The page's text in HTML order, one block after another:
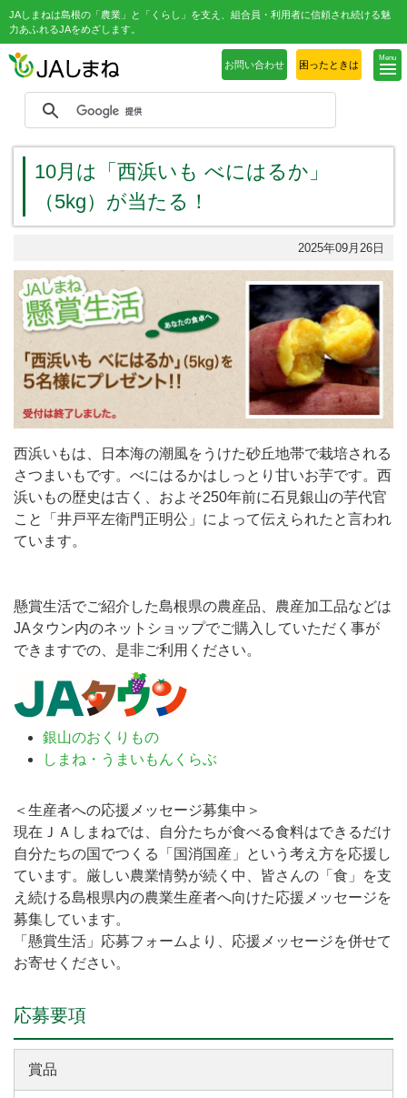
JAしまねは島根の「農業」と「くらし」を支え、組合員・利用者に信頼され続ける魅
力あふれるJAをめざします。
Menu
お問い合わせ 困ったときは
10月は「西浜いも べにはるか」
（5kg）が当たる！
2025年09月26日
西浜いもは、日本海の潮風をうけた砂丘地帯で栽培される
さつまいもです。べにはるかはしっとり甘いお芋です。西
浜いもの歴史は古く、およそ250年前に石見銀山の芋代官
こと「井戸平左衛門正明公」によって伝えられたと言われ
ています。
懸賞生活でご紹介した島根県の農産品、農産加工品などは
JAタウン内のネットショップでご購入していただく事が
できますでの、是非ご利用ください。
銀山のおくりもの
しまね・うまいもんくらぶ
＜生産者への応援メッセージ募集中＞
現在ＪＡしまねでは、自分たちが食べる食料はできるだけ
自分たちの国でつくる「国消国産」という考え方を応援し
ています。厳しい農業情勢が続く中、皆さんの「食」を支
え続ける島根県内の農業生産者へ向けた応援メッセージを
募集しています。
「懸賞生活」応募フォームより、応援メッセージを併せて
お寄せください。
応募要項
賞品